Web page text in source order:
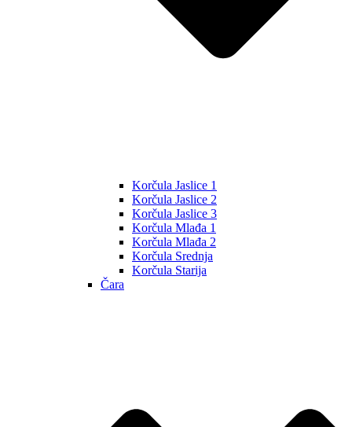
Korčula Jaslice 1
Korčula Jaslice 2
Korčula Jaslice 3
Korčula Mlađa 1
Korčula Mlađa 2
Korčula Srednja
Korčula Starija
Čara